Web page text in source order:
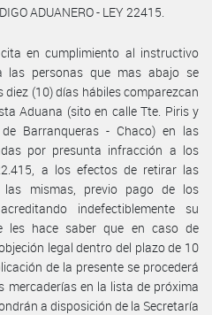
ADUANERO - LEY 22415.
en cumplimiento al instructivo
las personas que mas abajo se
(10) días hábiles comparezcan
Aduana (sito en calle Tte. Piris y
Barranqueras - Chaco) en las
por presunta infracción a los
a los efectos de retirar las
las mismas, previo pago de los
indefectiblemente su
les hace saber que en caso de
legal dentro del plazo de 10
de la presente se procederá
en la lista de próxima
a disposición de la Secretaría